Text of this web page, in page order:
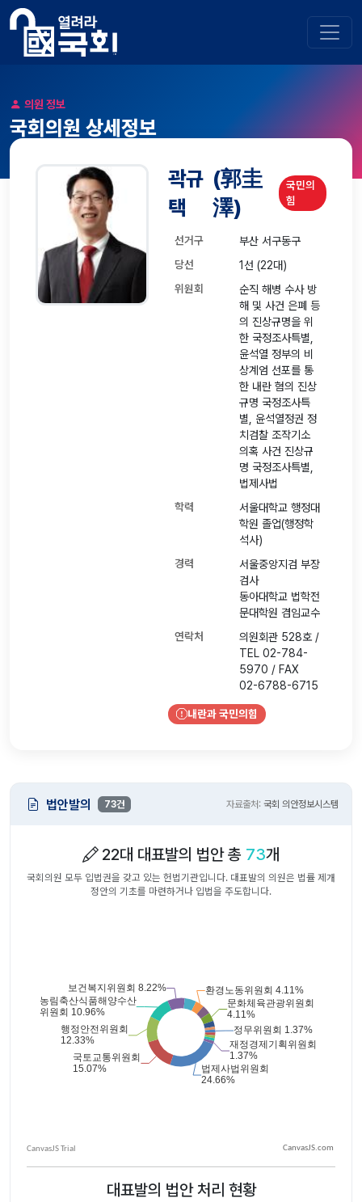
의원 정보
국회의원 상세정보
곽규
택
(郭圭
澤)
국민의
힘
선거구
부산 서구동구
당선
1선 (22대)
위원회
순직 해병 수사 방
해 및 사건 은폐 등
의 진상규명을 위
한 국정조사특별,
윤석열 정부의 비
상계엄 선포를 통
한 내란 혐의 진상
규명 국정조사특
별, 윤석열정권 정
치검찰 조작기소
의혹 사건 진상규
명 국정조사특별,
법제사법
학력
서울대학교 행정대
학원 졸업(행정학
석사)
경력
서울중앙지검 부장
검사
동아대학교 법학전
문대학원 겸임교수
연락처
의원회관 528호 /
TEL 02-784-
5970 / FAX
02-6788-6715
내란과 국민의힘
법안발의 73건 자료출처: 국회 의안정보시스템
22대 대표발의 법안 총 73개
국회의원 모두 입법권을 갖고 있는 헌법기관입니다. 대표발의 의원은 법률 제개
정안의 기초를 마련하거나 입법을 주도합니다.
CanvasJS.com
대표발의 법안 처리 현황